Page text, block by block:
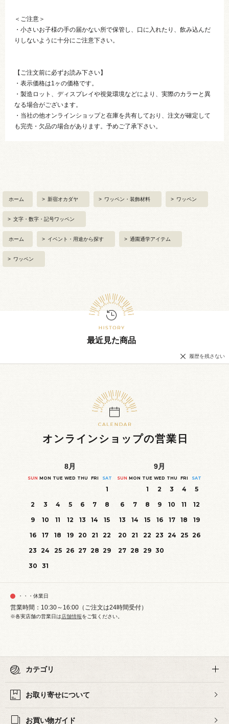
＜ご注意＞
・小さいお子様の手の届かない所で保管し、口に入れたり、飲み込んだ
りしないように十分にご注意下さい。
【ご注文前に必ずお読み下さい】
・表示価格は1ヶの価格です。
・製造ロット、ディスプレイや視覚環境などにより、実際のカラーと異
なる場合がございます。
・当社の他オンラインショップと在庫を共有しており、注文が確定して
も完売・欠品の場合があります。予めご了承下さい。
ホーム > 新宿オカダヤ > ワッペン・装飾材料 > ワッペン
> 文字・数字・記号ワッペン
ホーム > イベント・用途から探す > 通園通学アイテム
> ワッペン
最近見た商品
履歴を残さない
オンラインショップの営業日
8月
SUN MON TUE WED THU FRI SAT
1
2
3 4 5 6 7
8
9
10 11 12 13 14
15
16
17 18 19 20 21
22
23 24 25 26 27 28 29
30
31
9月
SUN MON TUE WED THU FRI SAT
1 2 3 4
5
6
7 8 9 10 11
12
13
14 15 16 17 18
19
20
21 22 23 24 25 26
27 28 29 30
・・・休業日
営業時間：10:30～16:00（ご注文は24時間受付）
※各実店舗の営業日は店舗情報をご覧ください。
カテゴリ
お取り寄せについて
お買い物ガイド